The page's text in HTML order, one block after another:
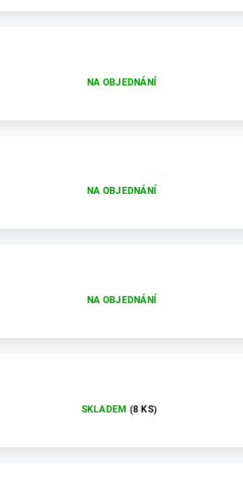
NA OBJEDNÁNÍ
NA OBJEDNÁNÍ
NA OBJEDNÁNÍ
SKLADEM (8 KS)